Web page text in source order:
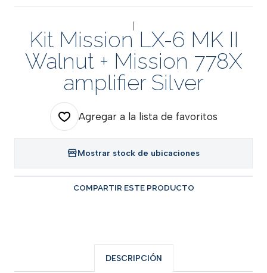
|
Kit Mission LX-6 MK II
Walnut + Mission 778X
amplifier Silver
Agregar a la lista de favoritos
Mostrar stock de ubicaciones
COMPARTIR ESTE PRODUCTO
DESCRIPCIÓN